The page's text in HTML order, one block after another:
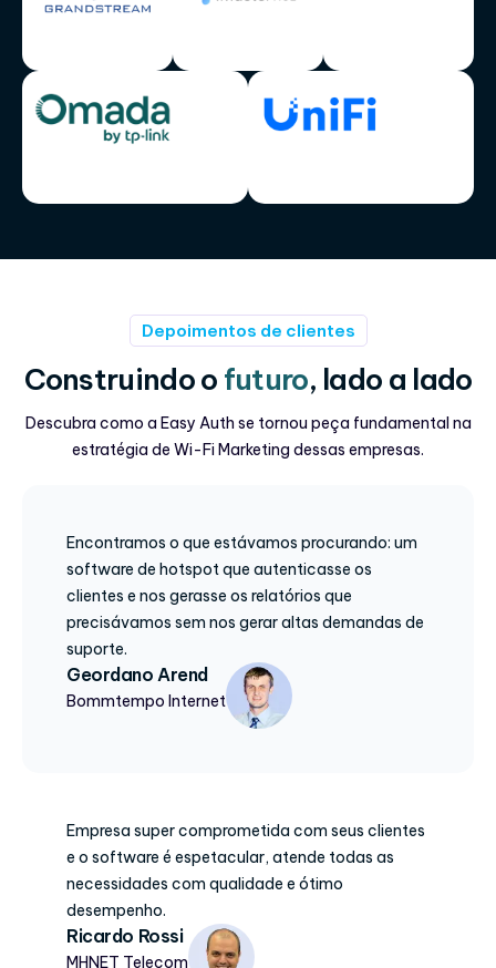
Depoimentos de clientes
Construindo o futuro, lado a lado
Descubra como a Easy Auth se tornou peça fundamental na
estratégia de Wi-Fi Marketing dessas empresas.
Encontramos o que estávamos procurando: um
software de hotspot que autenticasse os
clientes e nos gerasse os relatórios que
precisávamos sem nos gerar altas demandas de
suporte.
Geordano Arend
Bommtempo Internet
Empresa super comprometida com seus clientes
e o software é espetacular, atende todas as
necessidades com qualidade e ótimo
desempenho.
Ricardo Rossi
MHNET Telecom